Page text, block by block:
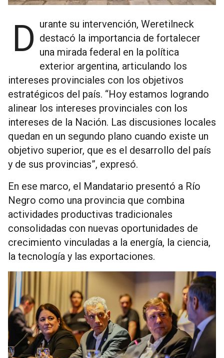
Durante su intervención, Weretilneck destacó la importancia de fortalecer
una mirada federal en la política
exterior argentina, articulando los
intereses provinciales con los objetivos
estratégicos del país. “Hoy estamos logrando
alinear los intereses provinciales con los
intereses de la Nación. Las discusiones locales
quedan en un segundo plano cuando existe un
objetivo superior, que es el desarrollo del país
y de sus provincias”, expresó.
En ese marco, el Mandatario presentó a Río
Negro como una provincia que combina
actividades productivas tradicionales
consolidadas con nuevas oportunidades de
crecimiento vinculadas a la energía, la ciencia,
la tecnología y las exportaciones.